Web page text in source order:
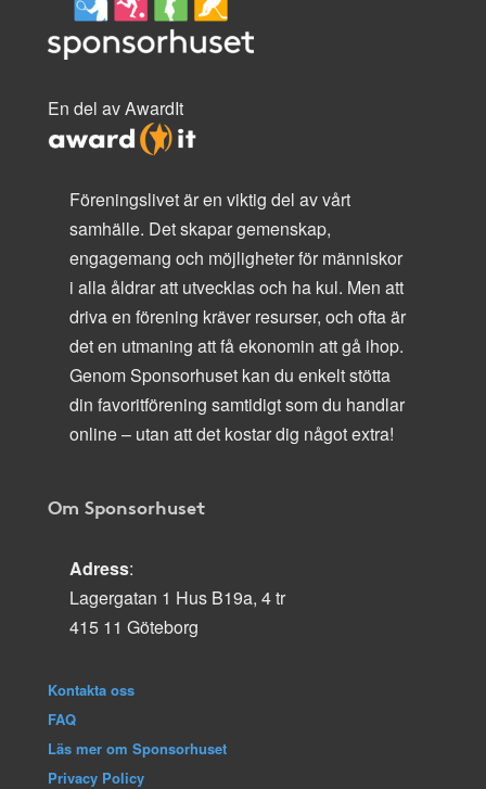
En del av AwardIt
Föreningslivet är en viktig del av vårt
samhälle. Det skapar gemenskap,
engagemang och möjligheter för människor
i alla åldrar att utvecklas och ha kul. Men att
driva en förening kräver resurser, och ofta är
det en utmaning att få ekonomin att gå ihop.
Genom Sponsorhuset kan du enkelt stötta
din favoritförening samtidigt som du handlar
online – utan att det kostar dig något extra!
Om Sponsorhuset
Adress:
Lagergatan 1 Hus B19a, 4 tr
415 11 Göteborg
Kontakta oss
FAQ
Läs mer om Sponsorhuset
Privacy Policy